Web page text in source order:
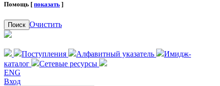
Помощь [ показать ]
Поиск Очистить
Поступления Алфавитный указатель
Имидж-
каталог
Сетевые ресурсы
ENG
Вход